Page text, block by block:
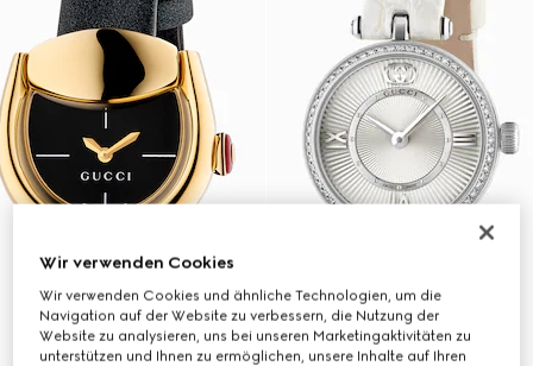
Wir verwenden Cookies
Wir verwenden Cookies und ähnliche Technologien, um die
Navigation auf der Website zu verbessern, die Nutzung der
Website zu analysieren, uns bei unseren Marketingaktivitäten zu
unterstützen und Ihnen zu ermöglichen, unsere Inhalte auf Ihren